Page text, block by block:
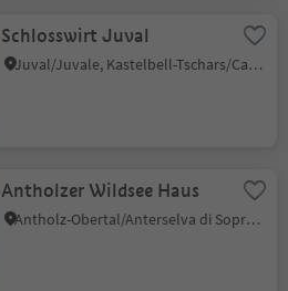
Schlosswirt Juval
Juval/Juvale, Kastelbell-Tschars/Castelbello-Ciardes, Vinschgau/Val Venosta
Antholzer Wildsee Haus
Antholz-Obertal/Anterselva di Sopra, Rasen-Antholz/Rasun Anterselva, Dolomites Region Kronplatz/Plan de Corones